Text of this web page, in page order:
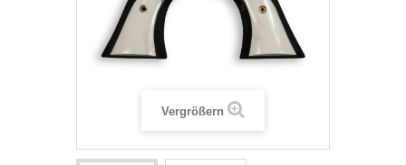
Vergrößern